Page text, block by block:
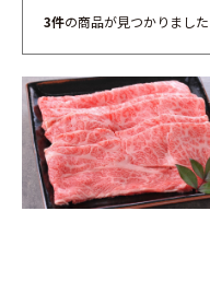
3件の商品が見つかりました